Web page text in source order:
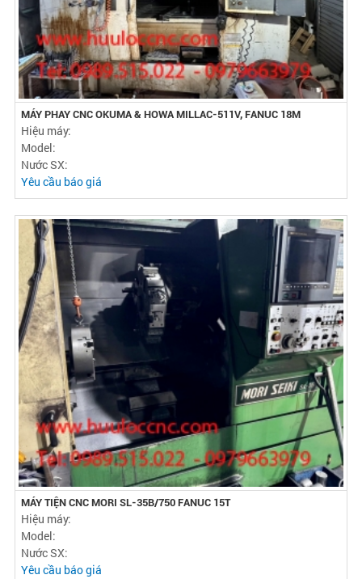
MÁY PHAY CNC OKUMA & HOWA MILLAC-511V, FANUC 18M
Hiệu máy:
Model:
Nước SX:
Yêu cầu báo giá
MÁY TIỆN CNC MORI SL-35B/750 FANUC 15T
Hiệu máy:
Model:
Nước SX:
Yêu cầu báo giá